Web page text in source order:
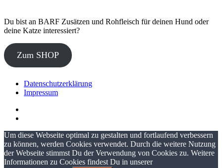
Du bist an BARF Zusätzen und Rohfleisch für deinen Hund oder
deine Katze interessiert?
Zum SHOP
Datenschutzerklärung
Impressum
Um diese Webseite optimal zu gestalten und fortlaufend verbessern
zu können, werden Cookies verwendet. Durch die weitere Nutzung
der Webseite stimmst Du der Verwendung von Cookies zu. Weitere
Informationen zu Cookies findest Du in unserer